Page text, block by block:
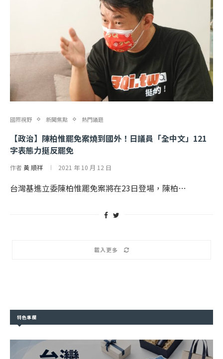
國際視野 新聞焦點 熱門議題
【政治】陳柏惟罷免案燒到國外！日議員「全中文」121
字表態力挺反罷免
作者 黃 順祥 2021 年 10 月 12 日
台灣基進立委陳柏惟罷免案將在23日登場，陳柏…
載入更多
特色專欄